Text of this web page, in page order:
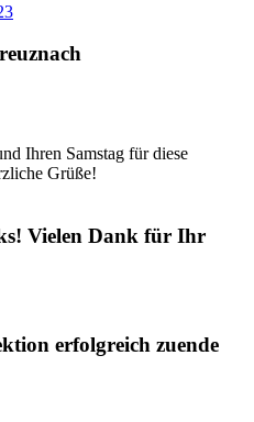
Ihren Samstag für diese
Grüße!
Vielen Dank für Ihr
erfolgreich zuende